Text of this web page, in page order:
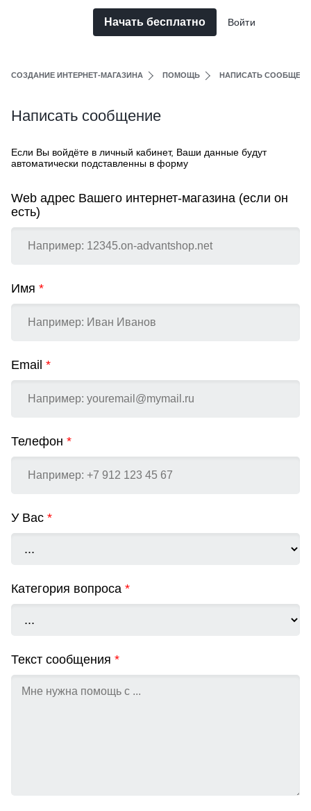
Начать бесплатно Войти
СОЗДАНИЕ ИНТЕРНЕТ-МАГАЗИНА ПОМОЩЬ НАПИСАТЬ
Написать сообщение
Если Вы войдёте в личный кабинет, Ваши данные будут
автоматически подставленны в форму
Web адрес Вашего интернет-магазина (если он
есть)
Имя *
Email *
Телефон *
У Вас *
Категория вопроса *
Текст сообщения *